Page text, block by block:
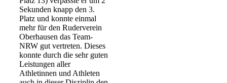
Sekunden knapp den 3.
Platz und konnte einmal
mehr für den Ruderverein
Oberhausen das Team-
NRW gut vertreten. Dieses
konnte durch die sehr guten
Leistungen aller
Athletinnen und Athleten